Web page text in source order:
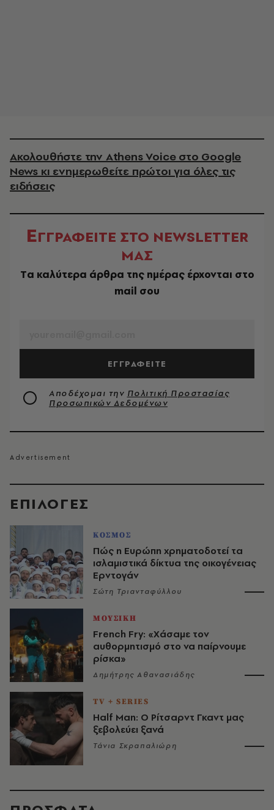
EΠΙΛΟΓΈΣ
ΚΟΣΜΟΣ
Πώς η Ευρώπη χρηματοδοτεί τα
ισλαμιστικά δίκτυα της οικογένειας
Ερντογάν
Σώτη Τριανταφύλλου
ΜΟΥΣΙΚΗ
French Fry: «Χάσαμε τον
αυθορμητισμό στο να παίρνουμε
ρίσκα»
Δημήτρης Αθανασιάδης
TV + SERIES
Half Man: Ο Ρίτσαρντ Γκαντ μας
ξεβολεύει ξανά
Τάνια Σκραπαλιώρη
Ακολουθήστε την Athens Voice στο Google
News κι ενημερωθείτε πρώτοι για όλες τις
ειδήσεις
ΕΓΓΡΑΦΕΙΤΕ ΣΤΟ NEWSLETTER
ΜΑΣ
Tα καλύτερα άρθρα της ημέρας έρχονται στο
mail σου
ΕΓΓΡΑΦΕΙΤΕ
Αποδέχομαι την Πολιτική Προστασίας
Προσωπικών Δεδομένων